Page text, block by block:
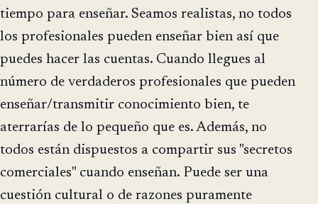
tiempo para enseñar. Seamos realistas, no todos
los profesionales pueden enseñar bien así que
puedes hacer las cuentas. Cuando llegues al
número de verdaderos profesionales que pueden
enseñar/transmitir conocimiento bien, te
aterrarías de lo pequeño que es. Además, no
todos están dispuestos a compartir sus "secretos
comerciales" cuando enseñan. Puede ser una
cuestión cultural o de razones puramente